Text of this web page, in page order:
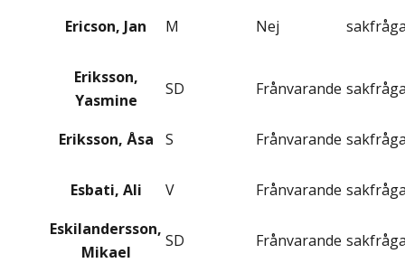
Ericson, Jan M Nej
Eriksson,
Yasmine
SD Frånvarande
Eriksson, Åsa S Frånvarande
Esbati, Ali V Frånvarande
Eskilandersson,
Mikael
SD Frånvarande